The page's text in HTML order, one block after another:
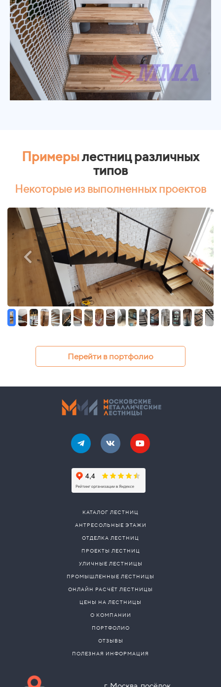
Примерылестниц различных
типов
Некоторые из выполненных проектов
Перейти в портфолио
КАТАЛОГ ЛЕСТНИЦ
АНТРЕСОЛЬНЫЕ ЭТАЖИ
ОТДЕЛКА ЛЕСТНИЦ
ПРОЕКТЫ ЛЕСТНИЦ
УЛИЧНЫЕ ЛЕСТНИЦЫ
ПРОМЫШЛЕННЫЕ ЛЕСТНИЦЫ
ОНЛАЙН РАСЧЁТ ЛЕСТНИЦЫ
ЦЕНЫ НА ЛЕСТНИЦЫ
О КОМПАНИИ
ПОРТФОЛИО
ОТЗЫВЫ
ПОЛЕЗНАЯ ИНФОРМАЦИЯ